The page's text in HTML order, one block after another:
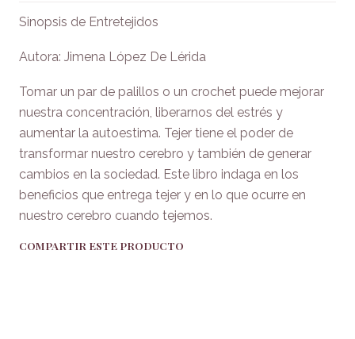
Sinopsis de Entretejidos
Autora: Jimena López De Lérida
Tomar un par de palillos o un crochet puede mejorar
nuestra concentración, liberarnos del estrés y
aumentar la autoestima. Tejer tiene el poder de
transformar nuestro cerebro y también de generar
cambios en la sociedad. Este libro indaga en los
beneficios que entrega tejer y en lo que ocurre en
nuestro cerebro cuando tejemos.
COMPARTIR ESTE PRODUCTO